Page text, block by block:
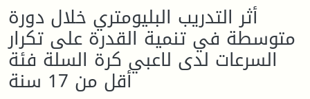
أثر التدريب البليومتري خلال دورة
متوسطة في تنمية القدرة على تكرار
السرعات لدى لاعبي كرة السلة فئة
أقل من 17 سنة